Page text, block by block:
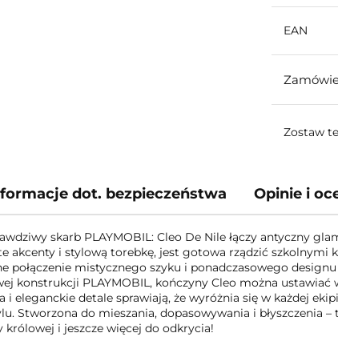
EAN
Zostaw
dot. bezpieczeństwa Opinie i
skarb PLAYMOBIL: Cleo De Nile łączy antyczny
akcenty i stylową torebkę, jest gotowa rządzić szkolnymi
połączenie mistycznego szyku i ponadczasowego designu
konstrukcji PLAYMOBIL, kończyny Cleo można
i eleganckie detale sprawiają, że wyróżnia się w każdej
Stworzona do mieszania, dopasowywania i błyszczenia
królowej i jeszcze więcej do odkrycia!